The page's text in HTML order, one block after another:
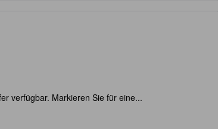
verfügbar. Markieren Sie für eine...